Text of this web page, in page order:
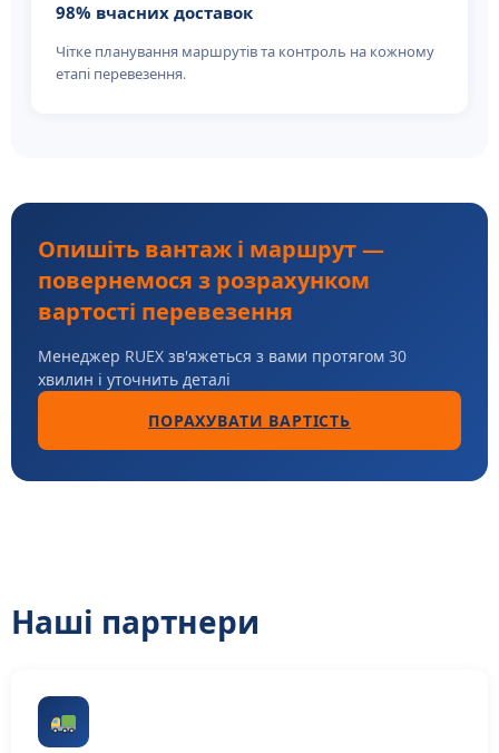
98% вчасних доставок
Чітке планування маршрутів та контроль на кожному
етапі перевезення.
Опишіть вантаж і маршрут —
повернемося з розрахунком
вартості перевезення
Менеджер RUEX зв'яжеться з вами протягом 30
хвилин і уточнить деталі
ПОРАХУВАТИ ВАРТІСТЬ
Наші партнери